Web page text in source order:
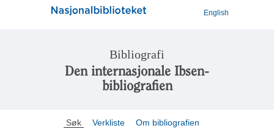
English
Bibliografi
Den internasjonale Ibsen-
bibliografien
Søk Verkliste Om bibliografien